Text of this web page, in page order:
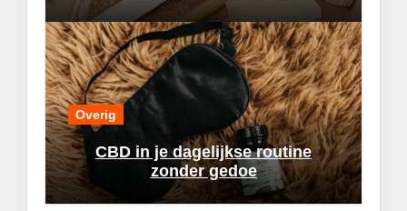
Overig
CBD in je dagelijkse routine
zonder gedoe